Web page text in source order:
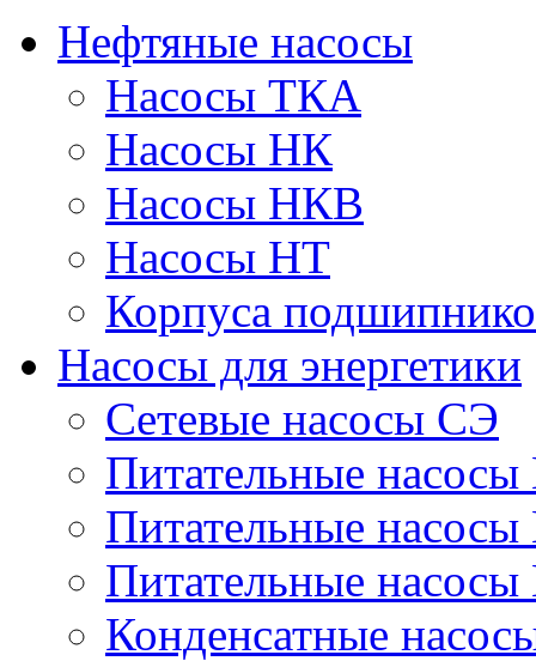
Нефтяные насосы
Насосы ТКА
Насосы НК
Насосы НКВ
Насосы НТ
Корпуса
Насосы для энергетики
Сетевые насосы СЭ
Питательные
Питательные
Питательные
Конденсатные